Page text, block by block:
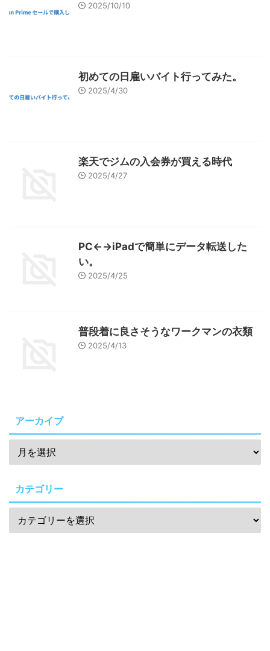
2025/10/10
初めての日雇いバイト行ってみた。
2025/4/30
楽天でジムの入会券が買える時代
2025/4/27
PC←→iPadで簡単にデータ転送した
い。
2025/4/25
普段着に良さそうなワークマンの衣類
2025/4/13
アーカイブ
カテゴリー